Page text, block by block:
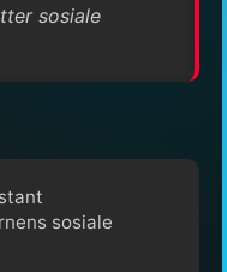
sosiale
sosiale